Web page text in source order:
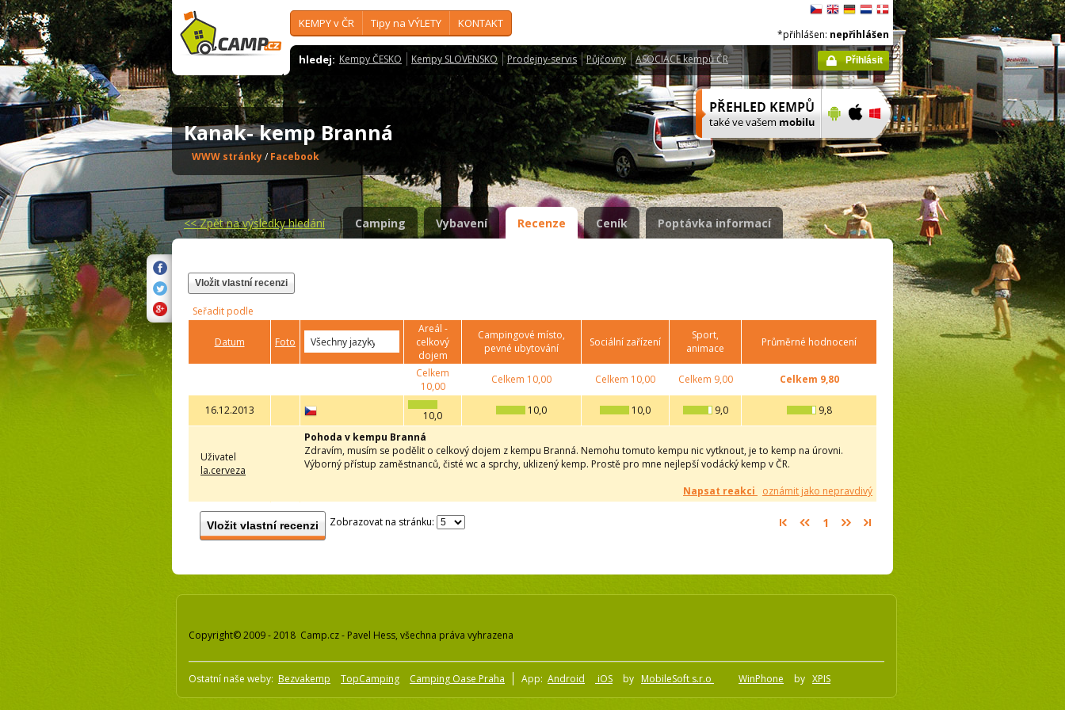
KEMPY v ČR Tipy na VÝLETY KONTAKT
hledej: Kempy ČESKO Kempy SLOVENSKO Prodejny-servis Půjčovny ASOCIACE kempů ČR
*přihlášen: nepřihlášen
Přihlásit
Kanak- kemp Branná
WWW stránky/ Facebook
<<Zpět na výsledky hledání Camping Vybavení Recenze Ceník Poptávka informací
Vložit vlastní recenzi
Seřadit podle
Datum Foto
Areál -
celkový
dojem
Campingové místo,
pevné ubytování
Sociální zařízení
Sport,
animace
Průměrné hodnocení
Celkem
10,00
Celkem 10,00 Celkem 10,00 Celkem 9,00 Celkem 9,80
16.12.2013 10,0 10,0 10,0 9,0 9,8
Uživatel
la.cerveza
Pohoda v kempu Branná
Zdravím, musím se podělit o celkový dojem z kempu Branná. Nemohu tomuto kempu nic vytknout, je to kemp na úrovni.
Výborný přístup zaměstnanců, čisté wc a sprchy, uklizený kemp. Prostě pro mne nejlepší vodácký kemp v ČR.
Napsat reakci
oznámit jako nepravdivý
Vložit vlastní recenzi Zobrazovat na stránku: 1
Copyright© 2009 - 2018 Camp.cz - Pavel Hess, všechna práva vyhrazena
Ostatní naše weby: Bezvakemp TopCamping Camping Oase Praha App: Android iOS by MobileSoft s.r.o WinPhone by XPIS